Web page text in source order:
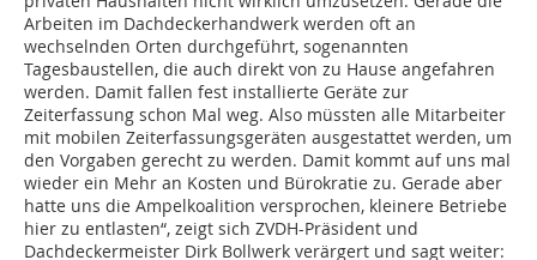
Arbeiten im Dachdeckerhandwerk werden oft an
wechselnden Orten durchgeführt, sogenannten
Tagesbaustellen, die auch direkt von zu Hause angefahren
werden. Damit fallen fest installierte Geräte zur
Zeiterfassung schon Mal weg. Also müssten alle Mitarbeiter
mit mobilen Zeiterfassungsgeräten ausgestattet werden, um
den Vorgaben gerecht zu werden. Damit kommt auf uns mal
wieder ein Mehr an Kosten und Bürokratie zu. Gerade aber
hatte uns die Ampelkoalition versprochen, kleinere Betriebe
hier zu entlasten“, zeigt sich ZVDH-Präsident und
Dachdeckermeister Dirk Bollwerk verärgert und sagt weiter: